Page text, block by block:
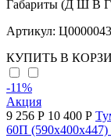
Габариты (Д Ш В
Артикул:
КУПИТЬ В
-11%
Акция
9 256 Р 10 400 Р
60П (590х400х447)